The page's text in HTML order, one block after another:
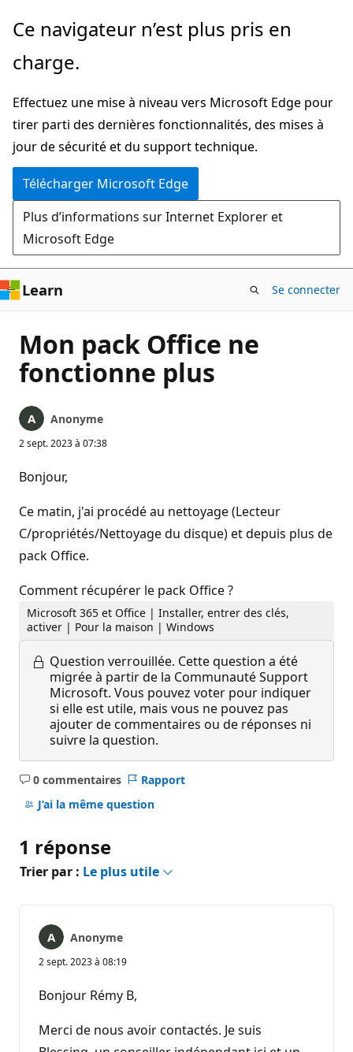
Passer
directement
au
principal
Ce navigateur n’est plus pris en
charge.
Effectuez une mise à niveau vers Microsoft Edge pour
tirer parti des dernières fonctionnalités, des mises à
jour de sécurité et du support technique.
Télécharger Microsoft Edge
Plus d’informations sur Internet Explorer et
Microsoft Edge
Learn Se connecter
Mon pack Office ne
fonctionne plus
Anonyme
2 sept. 2023 à 07:38
Bonjour,
Ce matin, j'ai procédé au nettoyage (Lecteur
C/propriétés/Nettoyage du disque) et depuis plus de
pack Office.
Comment récupérer le pack Office ?
Microsoft 365 et Office | Installer, entrer des clés,
activer | Pour la maison | Windows
Question verrouillée. Cette question a été
migrée à partir de la Communauté Support
Microsoft. Vous pouvez voter pour indiquer
si elle est utile, mais vous ne pouvez pas
ajouter de commentaires ou de réponses ni
suivre la question.
0 commentaires
Aucun
commentaire
Rapport
J’ai la même question
1 réponse
Trier par : Le plus utile
Anonyme
2 sept. 2023 à 08:19
Bonjour Rémy B,
Merci de nous avoir contactés. Je suis